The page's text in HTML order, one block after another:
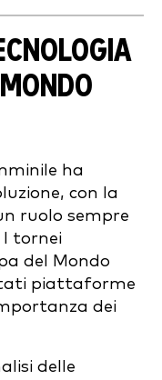
ha
con la
ruolo sempre
I tornei
del Mondo
piattaforme
dei
delle